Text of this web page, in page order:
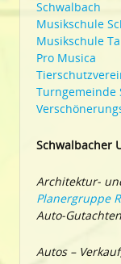
Schwalbach
Musikschule
Musikschule
Pro Musica
Turngemeinde
Schwalbacher
Architektur-
Planergruppe
Auto-
Autos –